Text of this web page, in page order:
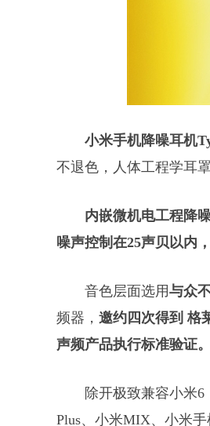
小米手机降噪耳机
不退色，人体工程学耳
内嵌微机电工程降
噪声控制在25声贝以内
音色层面选用与众
频器， 邀约四次得到 格
声频产品执行标准验证。
除开极致兼容小米
Plus、小米MIX、小米